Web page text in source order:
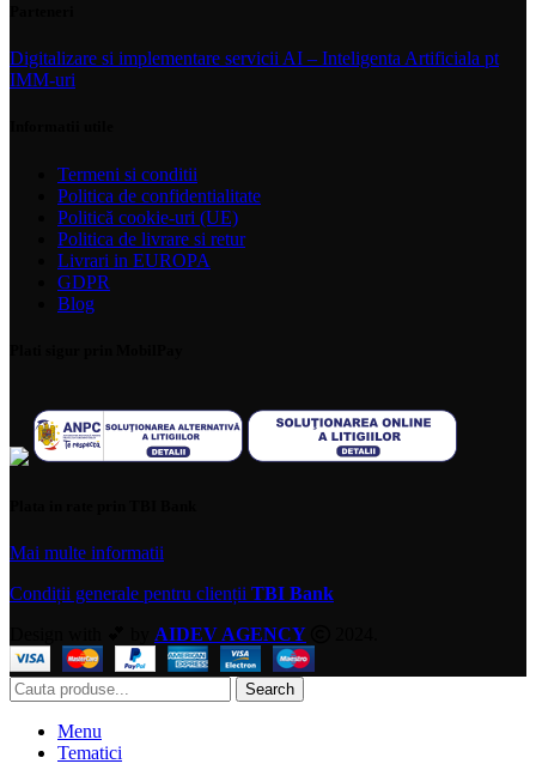
Digitalizare si implementare servicii AI – Inteligenta Artificiala pt
IMM-uri
Termeni si conditii
Politica de confidentialitate
Politică cookie-uri (UE)
Politica de livrare si retur
Livrari in EUROPA
GDPR
Blog
Mai multe informatii
Condiții generale pentru clienții TBI Bank
AIDEV AGENCY
Search
Menu
Tematici